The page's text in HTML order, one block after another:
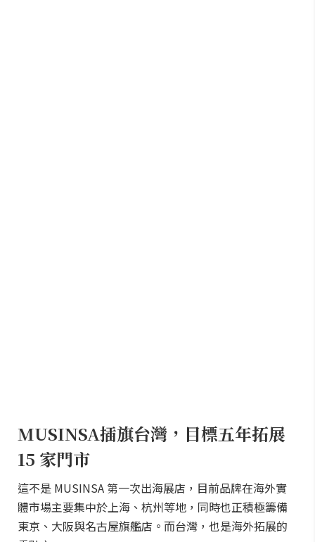
MUSINSA插旗台灣，目標五年拓展
15 家門市
這不是 MUSINSA 第一次出海展店，目前品牌在海外實
體市場主要集中於上海、杭州等地，同時也正積極籌備
東京、大阪與名古屋旗艦店。而台灣，也是海外拓展的